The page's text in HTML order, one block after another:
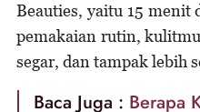
Beauties, yaitu 15 menit
pemakaian rutin,
segar, dan tampak lebih
Baca Juga : Berapa